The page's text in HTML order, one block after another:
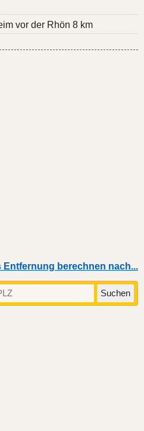
vor der Rhön 8 km
Entfernung berechnen nach...